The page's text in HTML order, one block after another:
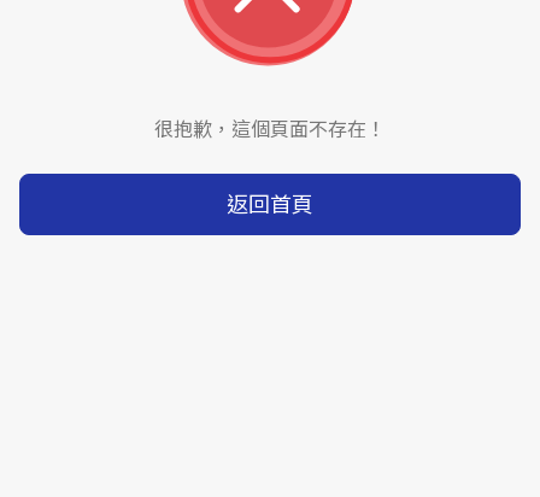
很抱歉，這個頁面不存在！
返回首頁